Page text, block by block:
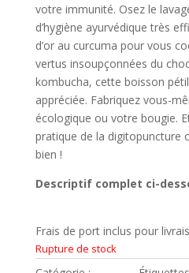
votre immunité. Osez le
d’hygiène ayurvédique très
d’or au curcuma pour vous
vertus insoupçonnées du
kombucha, cette boisson
appréciée. Fabriquez vous-
écologique ou votre bougie.
pratique de la digitopuncture
bien !
Descriptif complet ci-
Frais de port inclus pour
Rupture de stock